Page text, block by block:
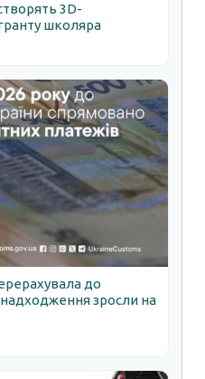
3D-
школяра
до
зросли на